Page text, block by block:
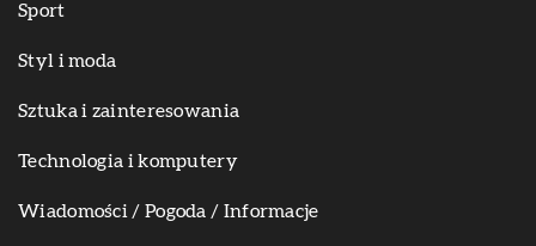
Sport
Styl i moda
Sztuka i zainteresowania
Technologia i komputery
Wiadomości / Pogoda / Informacje